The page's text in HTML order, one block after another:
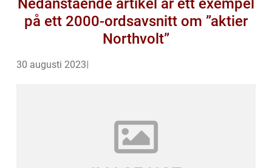
Nedanstående artikel är ett exempel
på ett 2000-ordsavsnitt om ”aktier
Northvolt”
30 augusti 2023